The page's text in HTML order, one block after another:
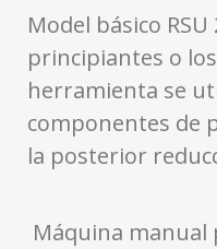
Model básico
principiantes o
herramienta se
componentes de
la posterior
Máquina manual